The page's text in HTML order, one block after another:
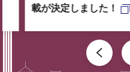
載が決定しました！